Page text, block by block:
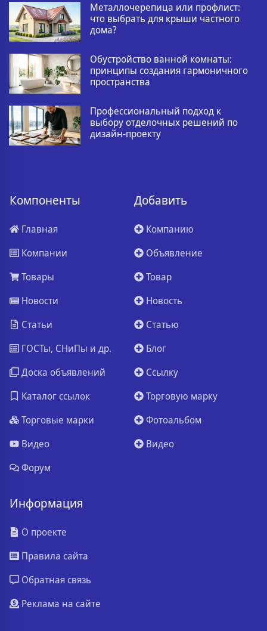
Металлочерепица или профлист:
что выбрать для крыши частного
дома?
Обустройство ванной комнаты:
принципы создания гармоничного
пространства
Профессиональный подход к
выбору отделочных решений по
дизайн-проекту
Компоненты
Главная
Компании
Товары
Новости
Статьи
ГОСТы, СНиПы и др.
Доска объявлений
Каталог ссылок
Торговые марки
Видео
Форум
Добавить
Компанию
Объявление
Товар
Новость
Статью
Блог
Ссылку
Торговую марку
Фотоальбом
Видео
Информация
О проекте
Правила сайта
Обратная связь
Реклама на сайте